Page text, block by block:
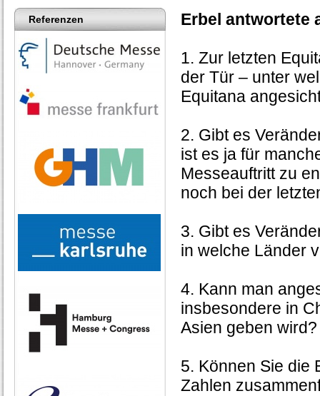
Referenzen Erbel antwortete
1. Zur letzten
der Tür – unter
Equitana
2. Gibt es
ist es ja für
Messeauftritt zu
noch bei der
3. Gibt es
in welche Länder
4. Kann man
insbesondere in
Asien geben wird?
5. Können Sie die
Zahlen